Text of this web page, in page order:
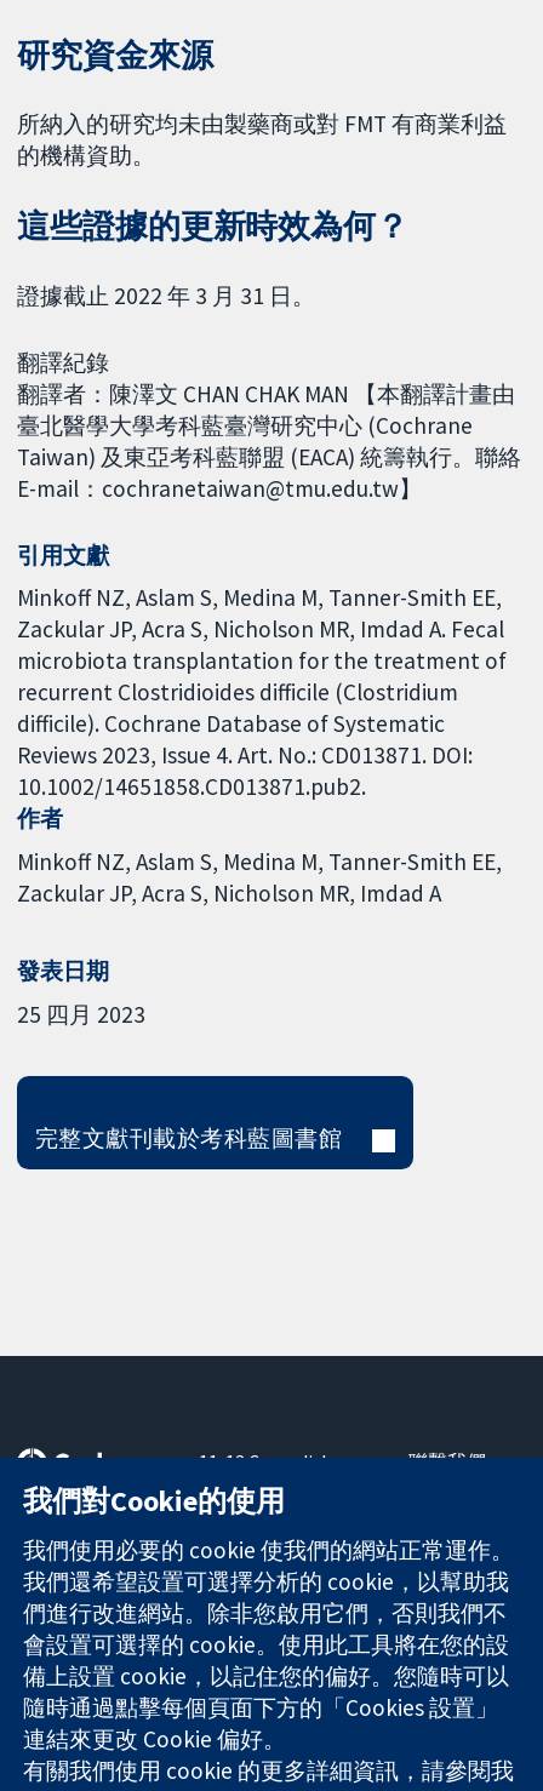
研究資金來源
所納入的研究均未由製藥商或對 FMT 有商業利益
的機構資助。
這些證據的更新時效為何？
證據截止 2022 年 3 月 31 日。
翻譯紀錄
翻譯者：陳澤文 CHAN CHAK MAN 【本翻譯計畫由
臺北醫學大學考科藍臺灣研究中心 (Cochrane
Taiwan) 及東亞考科藍聯盟 (EACA) 統籌執行。聯絡
E-mail：cochranetaiwan@tmu.edu.tw】
引用文獻
Minkoff NZ, Aslam S, Medina M, Tanner-Smith EE,
Zackular JP, Acra S, Nicholson MR, Imdad A. Fecal
microbiota transplantation for the treatment of
recurrent Clostridioides difficile (Clostridium
difficile). Cochrane Database of Systematic
Reviews 2023, Issue 4. Art. No.: CD013871. DOI:
10.1002/14651858.CD013871.pub2.
作者
Minkoff NZ Aslam S Medina M Tanner-Smith EE
Zackular JP Acra S Nicholson MR Imdad A
發表日期
25 四月 2023
完整文獻刊載於考科藍圖書館
可信任實證
知情決定
更完善的健康照
護
11-13 Cavendish
Square
London
W1G 0AN
United Kingdom
聯繫我們
關於我們
工作機會
Cochrane
Library
The Cochrane Collaboration is a charity (no. 1045921) and a
company limited by guarantee (no. 03044323) registered in
England & Wales. VAT registration number GB 718 2127 49.
我們對Cookie的使用
我們使用必要的 cookie 使我們的網站正常運作。
我們還希望設置可選擇分析的 cookie，以幫助我
們進行改進網站。除非您啟用它們，否則我們不
會設置可選擇的 cookie。使用此工具將在您的設
備上設置 cookie，以記住您的偏好。您隨時可以
隨時通過點擊每個頁面下方的「Cookies 設置」
連結來更改 Cookie 偏好。
有關我們使用 cookie 的更多詳細資訊，請參閱我